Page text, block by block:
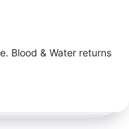
& Water returns